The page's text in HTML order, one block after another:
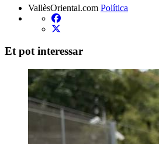
VallèsOriental.com Política
Et pot interessar